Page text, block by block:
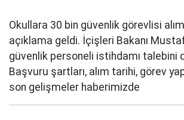
Okullara 30 bin güvenlik görevlisi
açıklama geldi. İçişleri Bakanı
güvenlik personeli istihdamı talebini
Başvuru şartları, alım tarihi, görev
son gelişmeler haberimizde